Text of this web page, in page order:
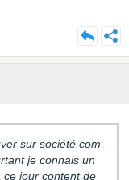
sur société.com
je connais un
ce jour content de